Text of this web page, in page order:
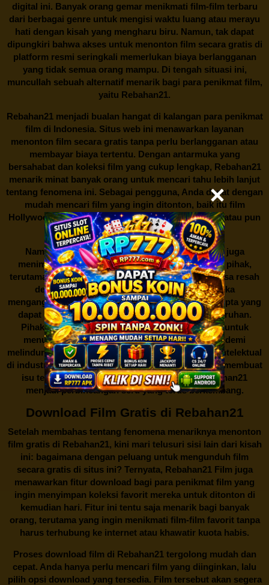
digital ini. Banyak orang gemar menikmati film-film terbaru
dari berbagai genre untuk mengisi waktu luang atau merayu
hati dengan kisah yang mengharu biru. Namun, tak dapat
dipungkiri bahwa akses untuk menonton film secara gratis di
platform resmi seringkali memerlukan biaya berlangganan
yang tidak semua orang mampu. Di tengah situasi ini,
muncullah sebuah alternatif menarik bagi para penikmat film,
yaitu Rebahan21.
Rebahan21menjadi bualan hangat di kalangan para penikmat
film di Indonesia. Situs web ini menawarkan layanan
menonton film secara gratis tanpa perlu berlangganan atau
membayar biaya tertentu. Dengan antarmuka yang
bersahabat dan koleksi film yang cukup lengkap, Rebahan21
menarik minat banyak orang untuk mencari tahu lebih lanjut
tentang fenomena ini. Sebagai pengguna, Anda dapat dengan
mudah mencari film yang ingin ditonton, baik itu film
Hollywood terbaru, drama Korea yang sedang hits, atau pun
produksi film lokal dengan kualitas terbaik.
Namun, seperti halnya cerita manis,Rebahan21juga
menimbulkan kontroversi di industri film. Banyak pihak,
terutama produsen film dan pemilik hak cipta, merasa resah
dengan maraknya situs-situs seperti ini. Mereka
menganggapnya sebagai bentuk pelanggaran hak cipta yang
dapat merugikan industri perfilman secara keseluruhan.
Pihak berwenang pun turut terlibat dalam upaya untuk
menutup situs-situs ilegal semacam Rebahan21 demi
melindungi keberlangsungan bisnis dan kekayaan intelektual
di industri hiburan. Konflik kepentingan inilah yang membuat
isu tentang menonton film secara gratis diRebahan21
menjadi perbincangan seru yang terus berkembang.
Download Film Gratis di Rebahan21
Setelah membahas tentang fenomena menariknya menonton
film gratis di Rebahan21, kini mari telusuri sisi lain dari kisah
ini: bagaimana dengan peluang untuk mengunduh film
secara gratis di situs ini? Ternyata, Rebahan21 Film juga
menawarkan fitur download bagi para penikmat film yang
ingin menyimpan koleksi favorit mereka untuk ditonton di
kemudian hari. Fitur ini tentu saja menarik bagi banyak
orang, terutama yang ingin menikmati film-film favorit tanpa
harus terhubung ke internet atau khawatir kuota habis.
Proses download film di Rebahan21tergolong mudah dan
cepat. Anda hanya perlu mencari film yang diinginkan, lalu
pilih opsi download yang tersedia. Film tersebut akan segera